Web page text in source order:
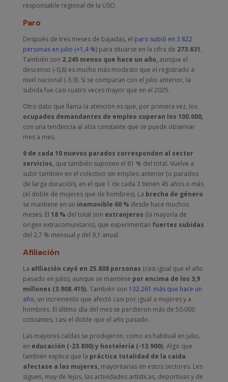
responsable regional de la USO.
Paro
Después de tres meses de bajadas, el paro subió en 3.822
personas en julio (+1,4 %)para situarse en la cifra de 273.631.
También son 2.245 menos que hace un año,aunque el
descenso (-0,8) es mucho más modesto que el registrado a
nivel nacional (-3,9). Si se comparan con el julio anterior, la
subida fue casi cuatro veces mayor que en el 2025.
Otro dato que llama la atención es que, por primera vez, los
ocupados demandantes de empleo superan los 100.000,
con una tendencia al alza constante que se puede observar
mes a mes.
9 de cada 10 nuevos parados corresponden al sector
servicios,que también suponen el 81 % del total. Vuelve a
subir también en el colectivo sin empleo anterior (o parados
de larga duración), en el que 1 de cada 3 tienen 45 años o más
(el doble de mujeres que de hombres). La brecha de género
se mantiene en un inamovible 60 % desde hace muchos
meses. El 18 % del total son extranjeros (la mayoría de
origen extracomunitario), que experimentan fuertes subidas
del 2,7 % mensual y del 9,1 anual.
Afiliación
La afiliación cayó en 25.808 personas (casi igual que el año
pasado en julio), aunque se mantiene por encima de los 3,9
millones (3.908.415). También son 132.261 más que hace un
año, un incremento que afectó casi por igual a mujeres y a
hombres. El último día del mes se perdieron más de 50.000
cotizantes, casi el doble que el año pasado.
Las mayores caídas se produjeron, como es habitual en julio,
en educación (-23.800) y hostelería (-13.900). Algo que
también explica que la práctica totalidad de la caída
afectase a las mujeres,mayoritarias en estos sectores. Les
siguen, muy de lejos, las actividades artísticas, deportivas y de